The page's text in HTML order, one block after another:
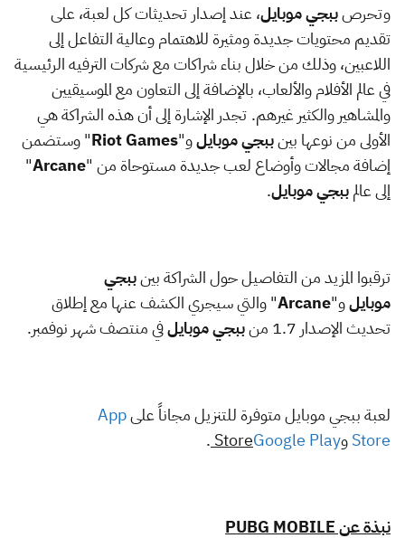
وتحرصببجي موبايل، عند إصدار تحديثات كل لعبة، على
تقديم محتويات جديدة ومثيرة للاهتمام وعالية التفاعل إلى
اللاعبين، وذلك من خلال بناء شراكات مع شركات الترفيه الرئيسية
في عالم الأفلام والألعاب، بالإضافة إلى التعاون مع الموسيقيين
والمشاهير والكثير غيرهم. تجدر الإشارة إلى أن هذه الشراكة هي
الأولى من نوعها بينببجي موبايلو"Riot Games" وستضمن
إضافة مجالات وأوضاع لعب جديدة مستوحاة من "Arcane
"
إلى عالمببجي موبايل.
ترقبوا المزيد من التفاصيل حول الشراكة بينببجي
موبايلو"Arcane" والتي سيجري الكشف عنها مع إطلاق
تحديث الإصدار 1.7 من
ببجي موبايلفي منتصف شهر نوفمبر.
لعبة ببجي موبايل متوفرة للتنزيل مجاناً علىApp
StoreوGoogle Play
Store
.
نبذة عنPUBG MOBILE